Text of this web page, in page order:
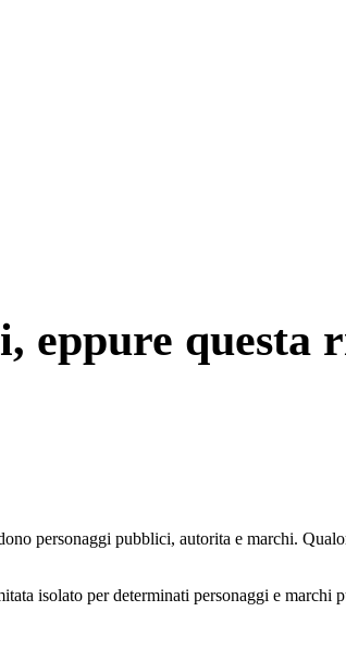
eppure questa
personaggi pubblici, autorita e marchi.
isolato per determinati personaggi e marchi